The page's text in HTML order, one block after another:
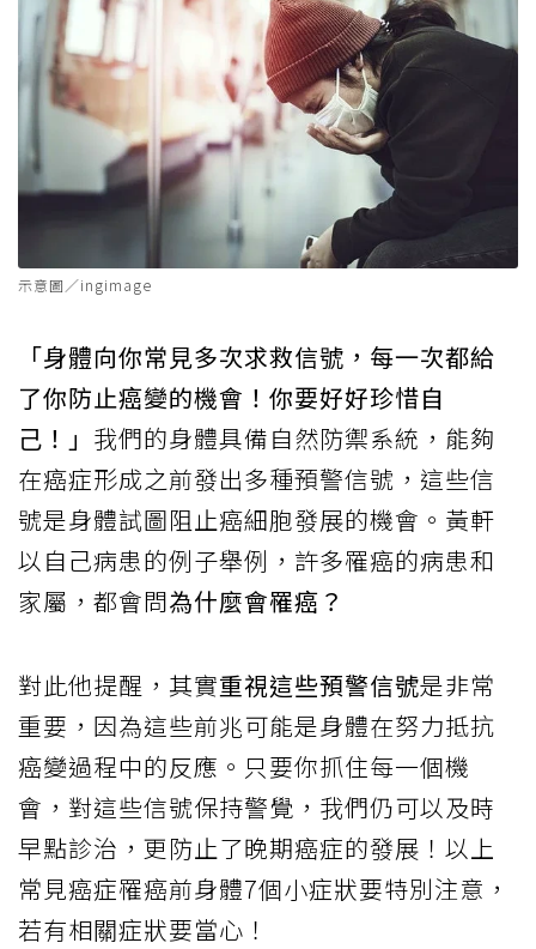
示意圖／ingimage
「身體向你常見多次求救信號，每一次都給
了你防止癌變的機會！你要好好珍惜自
己！」 我們的身體具備自然防禦系統，能夠
在癌症形成之前發出多種預警信號，這些信
號是身體試圖阻止癌細胞發展的機會。黃軒
以自己病患的例子舉例，許多罹癌的病患和
家屬，都會問為什麼會罹癌？
對此他提醒，其實重視這些預警信號是非常
重要，因為這些前兆可能是身體在努力抵抗
癌變過程中的反應。只要你抓住每一個機
會，對這些信號保持警覺，我們仍可以及時
早點診治，更防止了晚期癌症的發展！以上
常見癌症罹癌前身體7個小症狀要特別注意，
若有相關症狀要當心！